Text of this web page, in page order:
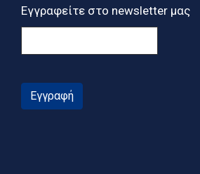
Εγγραφείτε στο newsletter μας
Εγγραφή